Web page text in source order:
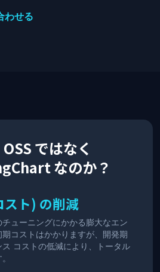
わせる
ではなく
なのか？
スト) の削減
ューニングにかかる膨大なエン
コストはかかりますが、開発期
コストの低減により、トータル